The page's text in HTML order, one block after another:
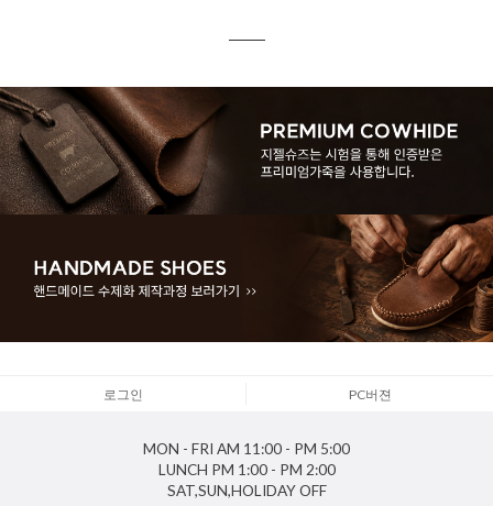
로그인 PC버젼
MON - FRI AM 11:00 - PM 5:00
LUNCH PM 1:00 - PM 2:00
SAT,SUN,HOLIDAYOFF